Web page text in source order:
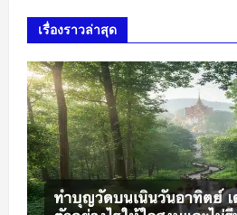
เรื่องราวล่าสุด